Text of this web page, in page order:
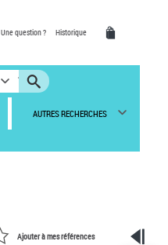
Une question ? Historique
AUTRES RECHERCHES
Ajouter à mes références